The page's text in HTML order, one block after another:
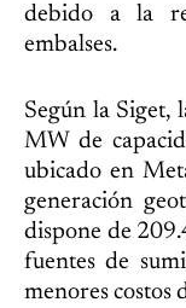
debido a la
embalses.
Según la Siget,
MW de
ubicado en
generación
dispone de
fuentes de
menores costos